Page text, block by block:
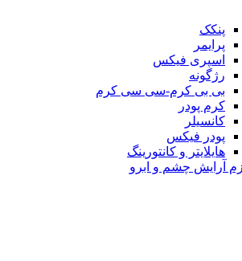
پنکک
پرایمر
اسپری فیکس
رژگونه
بی بی کرم-سی سی کرم
کرم پودر
کانسیلر
پودر فیکس
هایلایتر و کانتورینگ
آرایش چشم و ابرو